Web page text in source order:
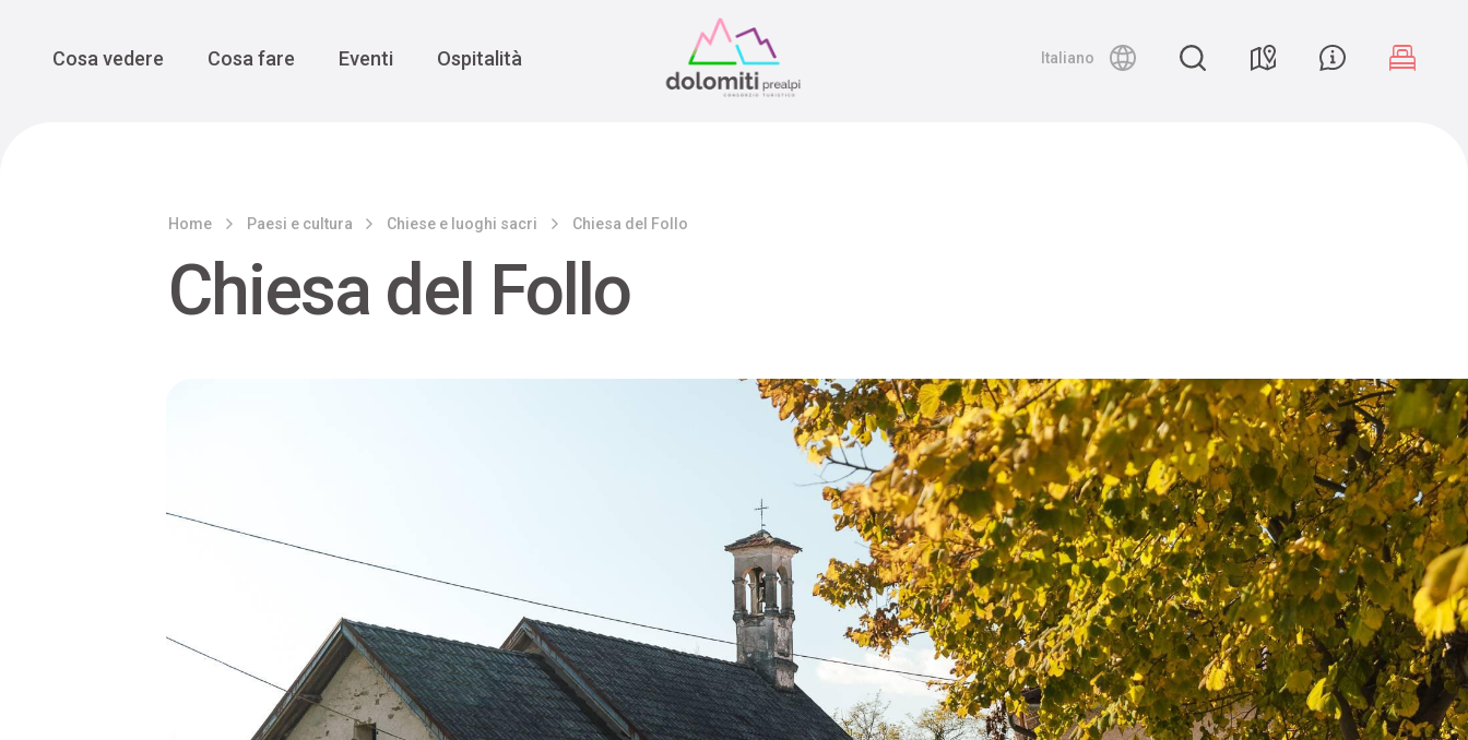
Main Navigation
Cosa vedere Cosa fare Eventi Ospitalità Italiano
Home Paesi e cultura Chiese e luoghi sacri Chiesa del Follo
Chiesa del Follo